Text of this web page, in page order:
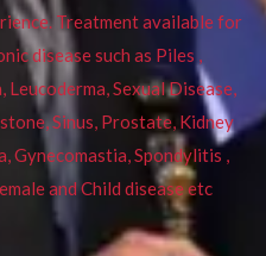
Treatment available for
disease such as Piles ,
Sexual Disease,
Sinus, Prostate, Kidney
Gynecomastia, Spondylitis ,
and Child disease etc